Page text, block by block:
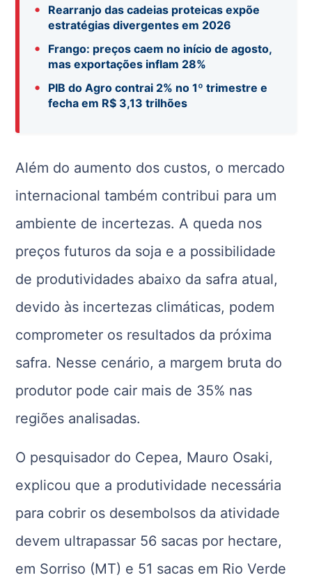
•
Rearranjo das cadeias proteicas expõe
estratégias divergentes em 2026
•
Frango: preços caem no início de agosto,
mas exportações inflam 28%
•
PIB do Agro contrai 2% no 1º trimestre e
fecha em R$ 3,13 trilhões
Além do aumento dos custos, o mercado
internacional também contribui para um
ambiente de incertezas. A queda nos
preços futuros da soja e a possibilidade
de produtividades abaixo da safra atual,
devido às incertezas climáticas, podem
comprometer os resultados da próxima
safra. Nesse cenário, a margem bruta do
produtor pode cair mais de 35% nas
regiões analisadas.
O pesquisador do Cepea, Mauro Osaki,
explicou que a produtividade necessária
para cobrir os desembolsos da atividade
devem ultrapassar 56 sacas por hectare,
em Sorriso (MT) e 51 sacas em Rio Verde